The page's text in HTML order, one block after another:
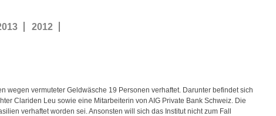
2012
vermuteter Geldwäsche 19 Personen verhaftet. Darunter befindet sich
Clariden Leu sowie eine Mitarbeiterin von AIG Private Bank Schweiz. Die
verhaftet worden sei. Ansonsten will sich das Institut nicht zum Fall